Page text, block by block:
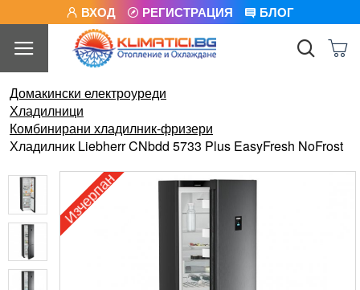
ВХОД РЕГИСТРАЦИЯ БЛОГ
Домакински електроуреди
Хладилници
Комбинирани хладилник-фризери
Хладилник Liebherr CNbdd 5733 Plus EasyFresh NoFrost
Изчерпан